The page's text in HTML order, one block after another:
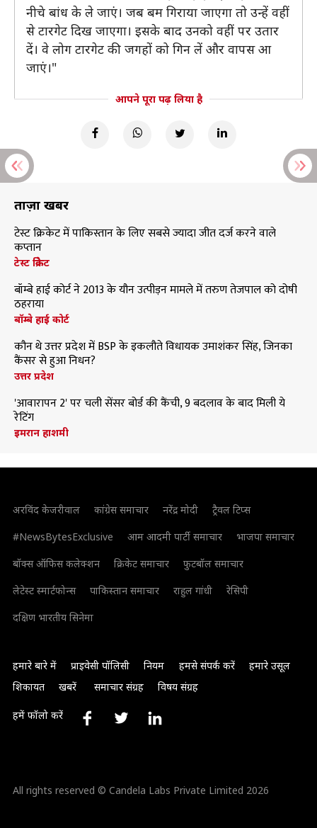
नीचे बांध के ले जाएं। जब बम गिराया जाएगा तो उन्हें वहीं
से टारगेट दिख जाएगा। इसके बाद उनको वहीं पर उतार
दें। वे लोग टारगेट की जगहों को गिन लें और वापस आ
जाएं।"
आपने पूरा पढ़ लिया है
ताज़ा खबरें
टेस्ट क्रिकेट में पाकिस्तान के लिए सबसे ज्यादा जीत दर्ज करने वाले
कप्तान
टेस्ट क्रिकेट
बॉम्बे हाई कोर्ट ने 2013 के यौन उत्पीड़न मामले में तरुण तेजपाल को दोषी
ठहराया
बॉम्बे हाई कोर्ट
कौन थे उत्तर प्रदेश में BSP के इकलौते विधायक उमाशंकर सिंह, जिनका
कैंसर से हुआ निधन?
उत्तर प्रदेश
'आवारापन 2' पर चली सेंसर बोर्ड की कैंची, 9 बदलाव के बाद मिली ये
रेटिंग
इमरान हाशमी
अरविंद केजरीवाल कांग्रेस समाचार नरेंद्र मोदी
ट्रैवल टिप्स
#NewsBytesExclusive
आम आदमी पार्टी समाचार
भाजपा समाचार
बॉक्स ऑफिस कलेक्शन
क्रिकेट समाचार
फुटबॉल समाचार
लेटेस्ट स्मार्टफोन्स
पाकिस्तान समाचार राहुल गांधी
रेसिपी
दक्षिण भारतीय सिनेमा
हमारे बारे में प्राइवेसी पॉलिसी नियम हमसे संपर्क करें
हमारे उसूल
शिकायत
खबरें समाचार संग्रह विषय संग्रह
हमें फॉलो करें
All rights reserved © Candela Labs Private Limited 2026